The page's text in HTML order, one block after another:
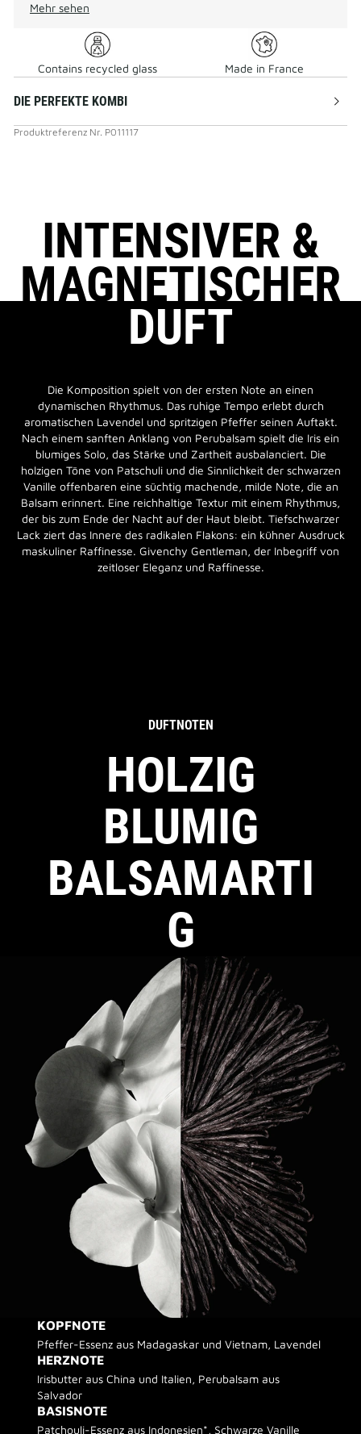
Mehr sehen
Contains recycled glass Made in France
DIE PERFEKTE KOMBI
Produktreferenz Nr. P011117
INTENSIVER &
MAGNETISCHER
DUFT
Die Komposition spielt von der ersten Note an einen
dynamischen Rhythmus. Das ruhige Tempo erlebt durch
aromatischen Lavendel und spritzigen Pfeffer seinen Auftakt.
Nach einem sanften Anklang von Perubalsam spielt die Iris ein
blumiges Solo, das Stärke und Zartheit ausbalanciert. Die
holzigen Töne von Patschuli und die Sinnlichkeit der schwarzen
Vanille offenbaren eine süchtig machende, milde Note, die an
Balsam erinnert. Eine reichhaltige Textur mit einem Rhythmus,
der bis zum Ende der Nacht auf der Haut bleibt. Tiefschwarzer
Lack ziert das Innere des radikalen Flakons: ein kühner Ausdruck
maskuliner Raffinesse. Givenchy Gentleman, der Inbegriff von
zeitloser Eleganz und Raffinesse.
DUFTNOTEN
HOLZIG
BLUMIG
BALSAMARTI
G
KOPFNOTE
Pfeffer-Essenz aus Madagaskar und Vietnam, Lavendel
HERZNOTE
Irisbutter aus China und Italien, Perubalsam aus
Salvador
BASISNOTE
Patchouli-Essenz aus Indonesien*, Schwarze Vanille